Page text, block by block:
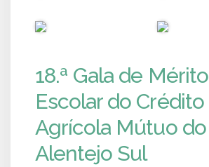
18.ª Gala de Mérito
Escolar do Crédito
Agrícola Mútuo do
Alentejo Sul